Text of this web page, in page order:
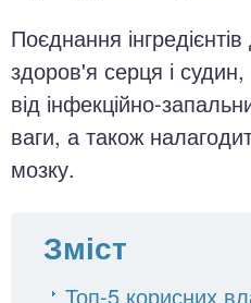
Поєднання
здоров'я серця і
від інфекційно-
ваги, а також
мозку.
Зміст
Топ-5 корисних